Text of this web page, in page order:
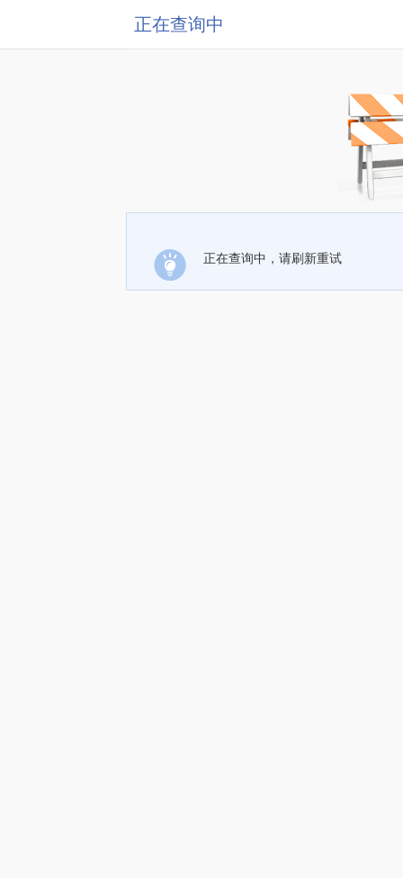
正在查询中
正在查询中，请刷新重试